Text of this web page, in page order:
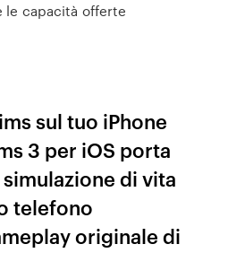
le capacità offerte
sul tuo iPhone
3 per iOS porta
di vita
telefono
originale di